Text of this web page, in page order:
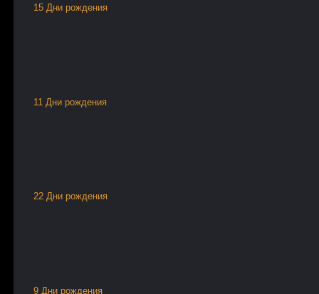
15 Дни рождения
11 Дни рождения
22 Дни рождения
9 Дни рождения